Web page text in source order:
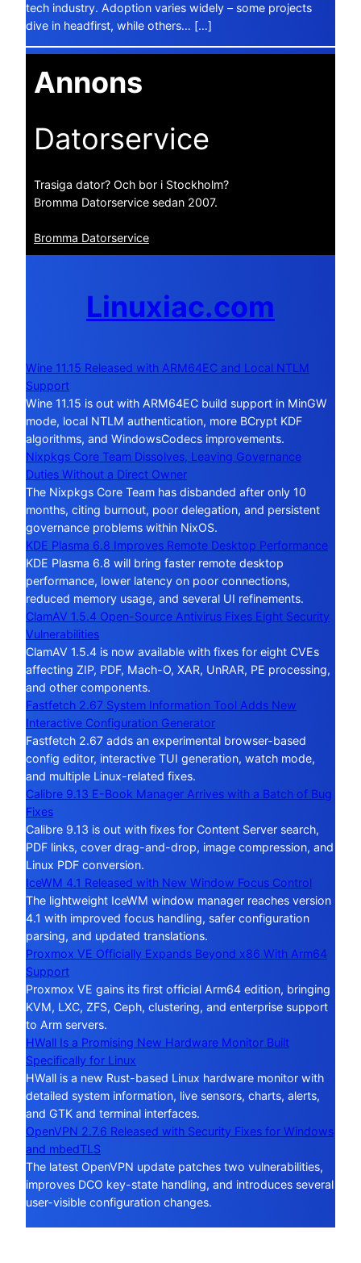
tech industry. Adoption varies widely – some projects
dive in headfirst, while others… […]
Annons
Datorservice
Trasiga dator? Och bor i Stockholm?
Bromma Datorservice sedan 2007.
Bromma Datorservice
Linuxiac.com
Wine 11.15 Released with ARM64EC and Local NTLM
Support
Wine 11.15 is out with ARM64EC build support in MinGW
mode, local NTLM authentication, more BCrypt KDF
algorithms, and WindowsCodecs improvements.
Nixpkgs Core Team Dissolves, Leaving Governance
Duties Without a Direct Owner
The Nixpkgs Core Team has disbanded after only 10
months, citing burnout, poor delegation, and persistent
governance problems within NixOS.
KDE Plasma 6.8 Improves Remote Desktop Performance
KDE Plasma 6.8 will bring faster remote desktop
performance, lower latency on poor connections,
reduced memory usage, and several UI refinements.
ClamAV 1.5.4 Open-Source Antivirus Fixes Eight Security
Vulnerabilities
ClamAV 1.5.4 is now available with fixes for eight CVEs
affecting ZIP, PDF, Mach-O, XAR, UnRAR, PE processing,
and other components.
Fastfetch 2.67 System Information Tool Adds New
Interactive Configuration Generator
Fastfetch 2.67 adds an experimental browser-based
config editor, interactive TUI generation, watch mode,
and multiple Linux-related fixes.
Calibre 9.13 E-Book Manager Arrives with a Batch of Bug
Fixes
Calibre 9.13 is out with fixes for Content Server search,
PDF links, cover drag-and-drop, image compression, and
Linux PDF conversion.
IceWM 4.1 Released with New Window Focus Control
The lightweight IceWM window manager reaches version
4.1 with improved focus handling, safer configuration
parsing, and updated translations.
Proxmox VE Officially Expands Beyond x86 With Arm64
Support
Proxmox VE gains its first official Arm64 edition, bringing
KVM, LXC, ZFS, Ceph, clustering, and enterprise support
to Arm servers.
HWall Is a Promising New Hardware Monitor Built
Specifically for Linux
HWall is a new Rust-based Linux hardware monitor with
detailed system information, live sensors, charts, alerts,
and GTK and terminal interfaces.
OpenVPN 2.7.6 Released with Security Fixes for Windows
and mbedTLS
The latest OpenVPN update patches two vulnerabilities,
improves DCO key-state handling, and introduces several
user-visible configuration changes.